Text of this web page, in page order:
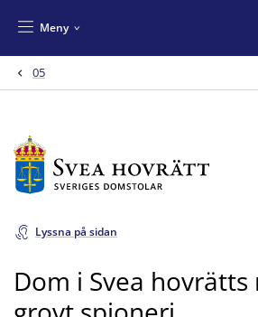
Meny
05
Lyssna på sidan
Dom i Svea hovrätts